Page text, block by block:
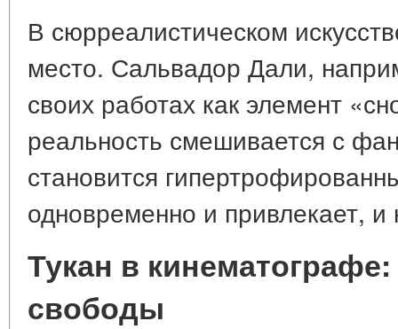
В сюрреалистическом
место. Сальвадор Дали,
своих работах как элемент
реальность смешивается с
становится
одновременно и привлекает, и
Тукан в
свободы